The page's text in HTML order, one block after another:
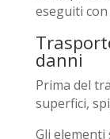
eseguiti con
danni
Prima del
superfici,
Gli